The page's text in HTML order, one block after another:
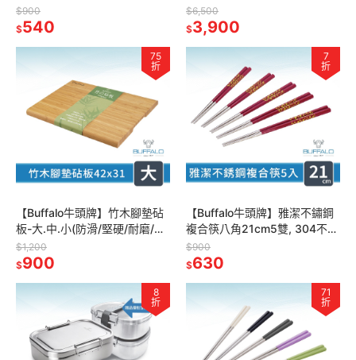
綉鋼 飯盒 便當盒
$900
$540
防刮耐用/健康烹調)
$6,500
$3,900
75
折
【Buffalo牛頭牌】竹木腳墊砧
板-大.中.小(防滑/堅硬/耐磨/抗
菌/不易掉屑)
$1,200
$900
7
折
【Buffalo牛頭牌】雅潔不鏽鋼
複合筷八角21cm5雙, 304不鏽
鋼筷,環保筷,食品級 實心不銹鋼
$900
$630
8
折
71
折